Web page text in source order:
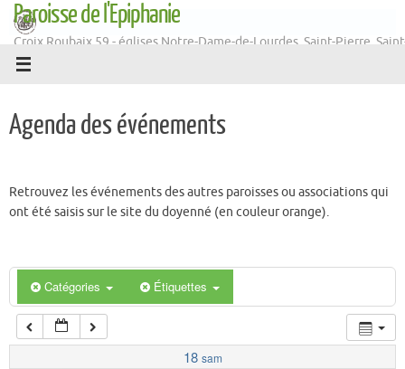
Passer
contenu
Paroisse de l'Epiphanie
Croix Roubaix 59 - églises Notre-Dame-de-Lourdes, Saint-Pierre,
Martin
Agenda des événements
Retrouvez les événements des autres paroisses ou associations qui
ont été saisis sur le site du doyenné (en couleur orange).
Catégories Étiquettes
18 sam
1h00
2h00
3h00
6h00
7h00